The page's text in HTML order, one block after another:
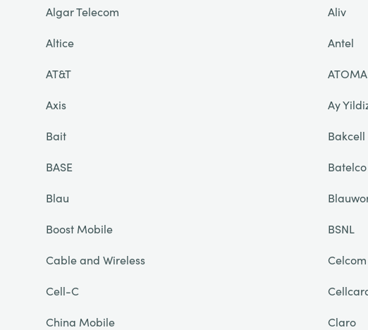
Algar Telecom
Aliv
Altice
Antel
AT&T
ATOMA
Axis
Ay
Bait
Bakcell
BASE
Batelco
Blau
Boost Mobile
BSNL
Cable and Wireless
Celcom
Cell-C
China Mobile
Claro